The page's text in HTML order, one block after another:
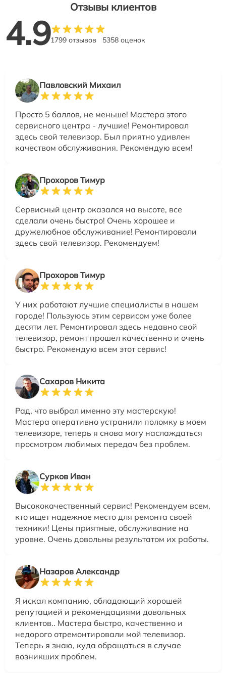
Отзывы клиентов
4.91799 отзывов 5358 оценок
Павловский Михаил
Просто 5 баллов, не меньше! Мастера этого
сервисного центра - лучшие! Ремонтировал
здесь свой телевизор. Был приятно удивлен
качеством обслуживания. Рекомендую всем!
Прохоров Тимур
Сервисный центр оказался на высоте, все
сделали очень быстро! Очень хорошее и
дружелюбное обслуживание! Ремонтировали
здесь свой телевизор. Рекомендуем!
Прохоров Тимур
У них работают лучшие специалисты в нашем
городе! Пользуюсь этим сервисом уже более
десяти лет. Ремонтировал здесь недавно свой
телевизор, ремонт прошел качественно и очень
быстро. Рекомендую всем этот сервис!
Сахаров Никита
Рад, что выбрал именно эту мастерскую!
Мастера оперативно устранили поломку в моем
телевизоре, теперь я снова могу наслаждаться
просмотром любимых передач без проблем.
Сурков Иван
Высококачественный сервис! Рекомендуем всем,
кто ищет надежное место для ремонта своей
техники! Цены приятные, обслуживание на
уровне. Очень довольны результатом их работы.
Назаров Александр
Я искал компанию, обладающий хорошей
репутацией и рекомендациями довольных
клиентов.. Мастера быстро, качественно и
недорого отремонтировали мой телевизор.
Теперь я знаю, куда обращаться в случае
возникших проблем.